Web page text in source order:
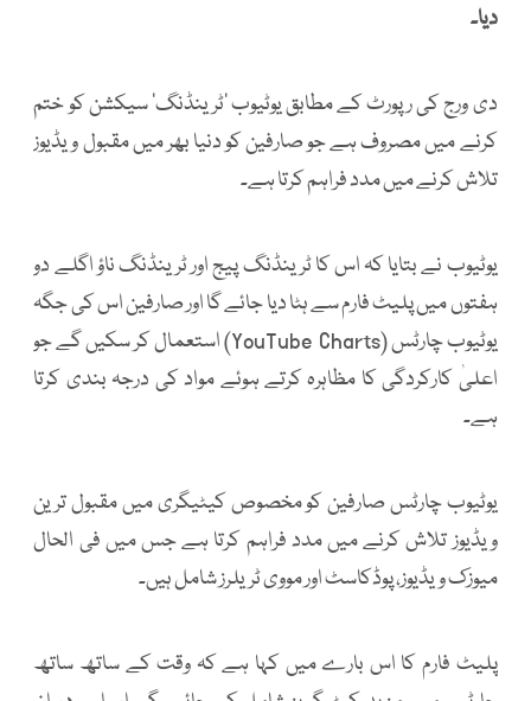
دیا۔
دی ورج کی رپورٹ کے مطابق یوٹیوب ’ٹرینڈنگ‘ سیکشن کو ختم
کرنے میں مصروف ہے جو صارفین کو دنیا بھر میں مقبول ویڈیوز
تلاش کرنے میں مدد فراہم کرتا ہے۔
یوٹیوب نے بتایا کہ اس کا ٹرینڈنگ پیج اور ٹرینڈنگ ناؤ اگلے دو
ہفتوں میں پلیٹ فارم سے ہٹا دیا جائے گا اور صارفین اس کی جگہ
یوٹیوب چارٹس (YouTube Charts) استعمال کر سکیں گے جو
اعلیٰ کارکردگی کا مظاہرہ کرتے ہوئے مواد کی درجہ بندی کرتا
ہے۔
یوٹیوب چارٹس صارفین کو مخصوص کیٹیگری میں مقبول ترین
ویڈیوز تلاش کرنے میں مدد فراہم کرتا ہے جس میں فی الحال
میوزک ویڈیوز، پوڈکاسٹ اور مووی ٹریلرز شامل ہیں۔
پلیٹ فارم کا اس بارے میں کہا ہے کہ وقت کے ساتھ ساتھ